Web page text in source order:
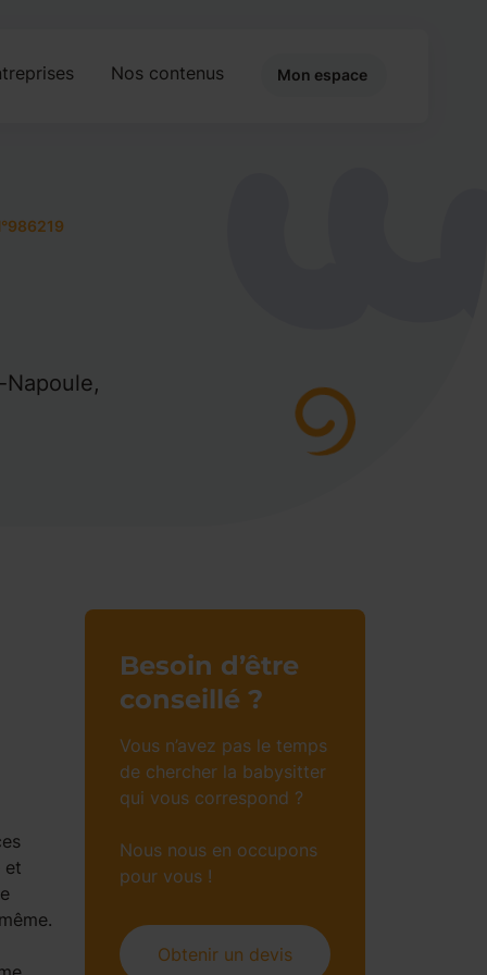
Nos contenus Mon espace
et
Besoin d’être
conseillé ?
Vous n’avez pas le temps
de chercher la babysitter
qui vous correspond ?
Nous nous en occupons
pour vous !
Obtenir un devis